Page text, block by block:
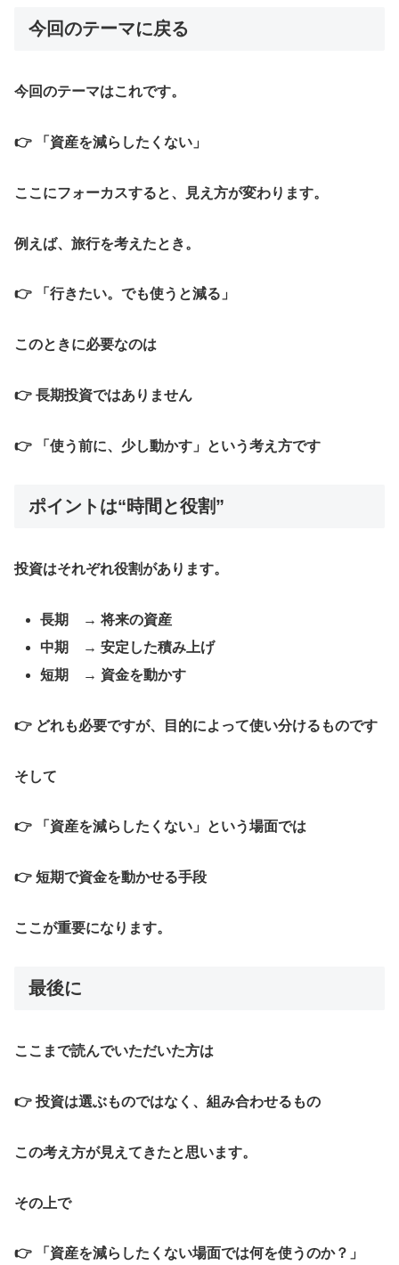
今回のテーマに戻る
今回のテーマはこれです。
👉 「資産を減らしたくない」
ここにフォーカスすると、見え方が変わります。
例えば、旅行を考えたとき。
👉 「行きたい。でも使うと減る」
このときに必要なのは
👉 長期投資ではありません
👉 「使う前に、少し動かす」という考え方です
ポイントは“時間と役割”
投資はそれぞれ役割があります。
長期 → 将来の資産
中期 → 安定した積み上げ
短期 → 資金を動かす
👉 どれも必要ですが、目的によって使い分けるものです
そして
👉 「資産を減らしたくない」という場面では
👉 短期で資金を動かせる手段
ここが重要になります。
最後に
ここまで読んでいただいた方は
👉 投資は選ぶものではなく、組み合わせるもの
この考え方が見えてきたと思います。
その上で
👉 「資産を減らしたくない場面では何を使うのか？」